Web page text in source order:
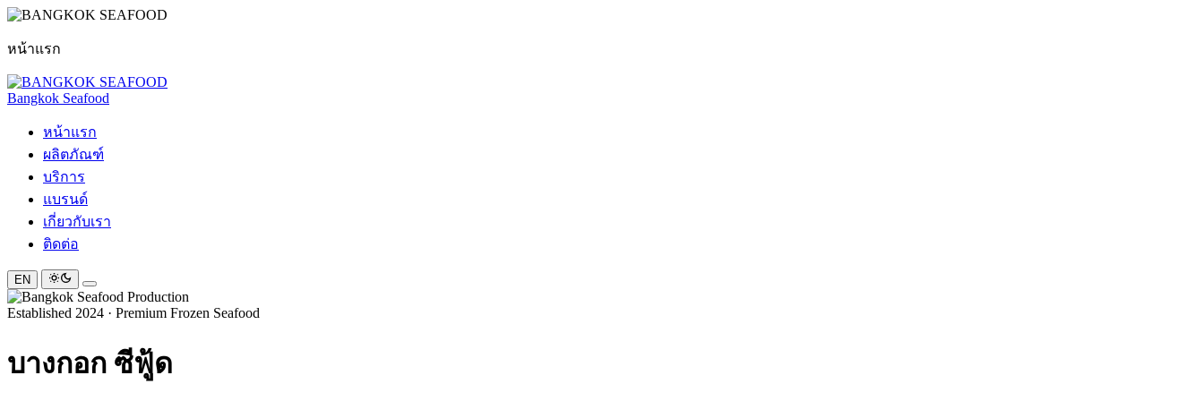
หน้าแรก
Bangkok Seafood
หน้าแรก
ผลิตภัณฑ์
บริการ
แบรนด์
เกี่ยวกับเรา
ติดต่อ
EN
Established 2024 · Premium Frozen Seafood
บางกอก ซีฟู้ด